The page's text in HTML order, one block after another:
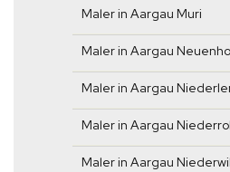
Maler in Aargau Muri
Maler in Aargau
Maler in Aargau
Maler in Aargau
Maler in Aargau Niederwil